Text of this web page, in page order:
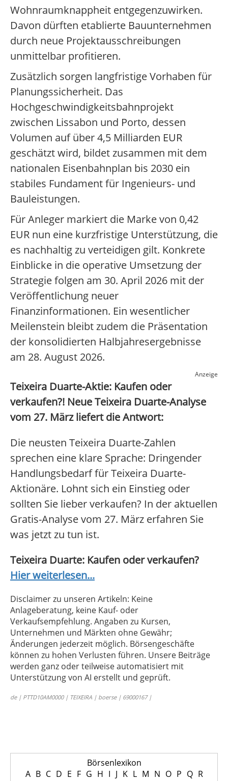
Wohnraumknappheit entgegenzuwirken.
Davon dürften etablierte Bauunternehmen
durch neue Projektausschreibungen
unmittelbar profitieren.
Zusätzlich sorgen langfristige Vorhaben für
Planungssicherheit. Das
Hochgeschwindigkeitsbahnprojekt
zwischen Lissabon und Porto, dessen
Volumen auf über 4,5 Milliarden EUR
geschätzt wird, bildet zusammen mit dem
nationalen Eisenbahnplan bis 2030 ein
stabiles Fundament für Ingenieurs- und
Bauleistungen.
Für Anleger markiert die Marke von 0,42
EUR nun eine kurzfristige Unterstützung, die
es nachhaltig zu verteidigen gilt. Konkrete
Einblicke in die operative Umsetzung der
Strategie folgen am 30. April 2026 mit der
Veröffentlichung neuer
Finanzinformationen. Ein wesentlicher
Meilenstein bleibt zudem die Präsentation
der konsolidierten Halbjahresergebnisse
am 28. August 2026.
Anzeige
Teixeira Duarte-Aktie: Kaufen oder
verkaufen?! Neue Teixeira Duarte-Analyse
vom 27. März liefert die Antwort:
Die neusten Teixeira Duarte-Zahlen
sprechen eine klare Sprache: Dringender
Handlungsbedarf für Teixeira Duarte-
Aktionäre. Lohnt sich ein Einstieg oder
sollten Sie lieber verkaufen? In der aktuellen
Gratis-Analyse vom 27. März erfahren Sie
was jetzt zu tun ist.
Teixeira Duarte: Kaufen oder verkaufen?
Hier weiterlesen...
Disclaimer zu unseren Artikeln: Keine
Anlageberatung, keine Kauf- oder
Verkaufsempfehlung. Angaben zu Kursen,
Unternehmen und Märkten ohne Gewähr;
Änderungen jederzeit möglich. Börsengeschäfte
können zu hohen Verlusten führen. Unsere Beiträge
werden ganz oder teilweise automatisiert mit
Unterstützung von AI erstellt und geprüft.
de | PTTD10AM0000 | TEIXEIRA | boerse | 69000167 |
Börsenlexikon
A B C D E F G H I J K L M N O P Q R